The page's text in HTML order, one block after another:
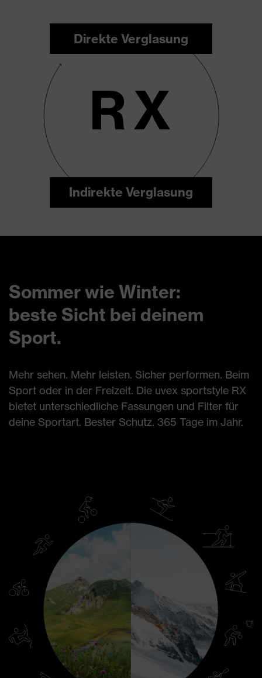
Direkte Verglasung
Indirekte Verglasung
Sommer wie Winter:
beste Sicht bei deinem
Sport.
Mehr sehen. Mehr leisten. Sicher performen. Beim
Sport oder in der Freizeit. Die uvex sportstyle RX
bietet unterschiedliche Fassungen und Filter für
deine Sportart. Bester Schutz. 365 Tage im Jahr.